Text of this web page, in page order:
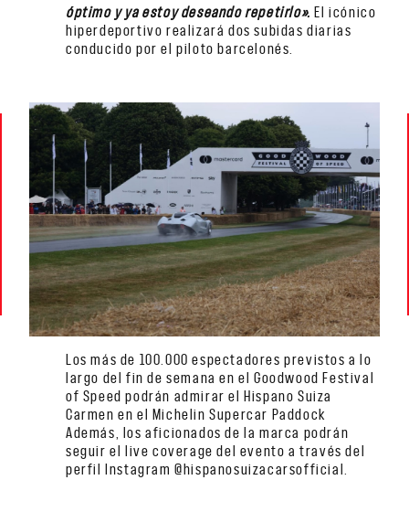
óptimo y ya estoy deseando repetirlo». El icónico
hiperdeportivo realizará dos subidas diarias
conducido por el piloto barcelonés.
Los más de 100.000 espectadores previstos a lo
largo del fin de semana en el Goodwood Festival
of Speed podrán admirar el Hispano Suiza
Carmen en el Michelin Supercar Paddock
Además, los aficionados de la marca podrán
seguir el live coverage del evento a través del
perfil Instagram @hispanosuizacarsofficial.